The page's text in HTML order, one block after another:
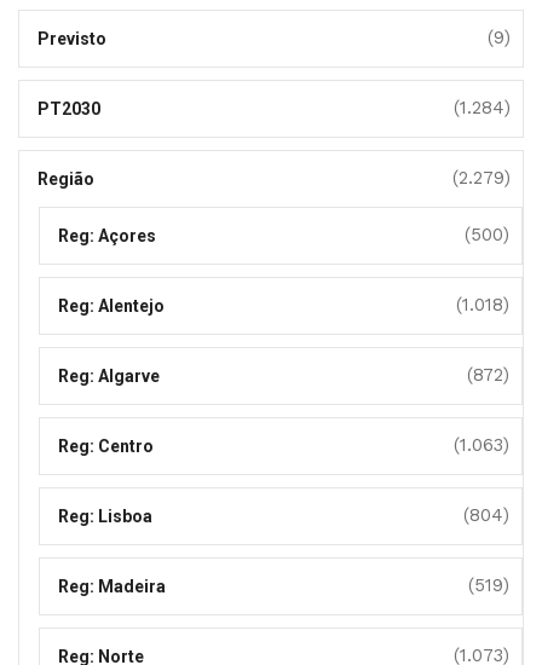
Previsto (9)
PT2030 (1.284)
Região (2.279)
Reg: Açores (500)
Reg: Alentejo (1.018)
Reg: Algarve (872)
Reg: Centro (1.063)
Reg: Lisboa (804)
Reg: Madeira (519)
Reg: Norte (1.073)